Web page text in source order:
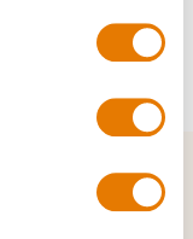
ABS Autoherstel